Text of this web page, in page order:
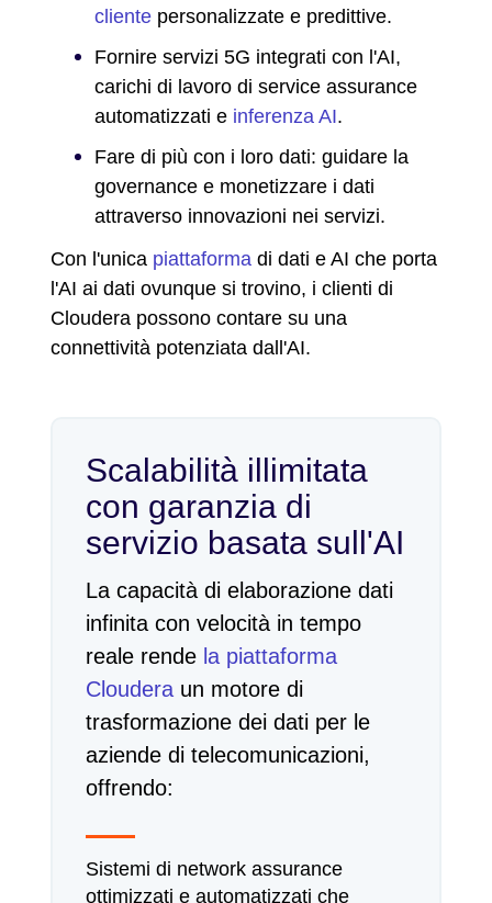
cliente personalizzate e predittive.
Fornire servizi 5G integrati con l'AI,
carichi di lavoro di service assurance
automatizzati e inferenza AI.
Fare di più con i loro dati: guidare la
governance e monetizzare i dati
attraverso innovazioni nei servizi.
Con l'unica piattaforma di dati e AI che porta
l'AI ai dati ovunque si trovino, i clienti di
Cloudera possono contare su una
connettività potenziata dall'AI.
Scalabilità illimitata
con garanzia di
servizio basata sull'AI
La capacità di elaborazione dati
infinita con velocità in tempo
reale rende la piattaforma
Cloudera un motore di
trasformazione dei dati per le
aziende di telecomunicazioni,
offrendo:
Sistemi di network assurance
ottimizzati e automatizzati che